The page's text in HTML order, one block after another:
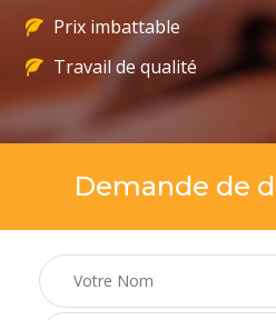
Prix imbattable
Travail de qualité
Demande de